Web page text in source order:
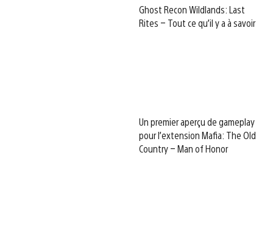
Ghost Recon Wildlands: Last
Rites – Tout ce qu’il y a à savoir
Un premier aperçu de gameplay
pour l’extension Mafia: The Old
Country – Man of Honor